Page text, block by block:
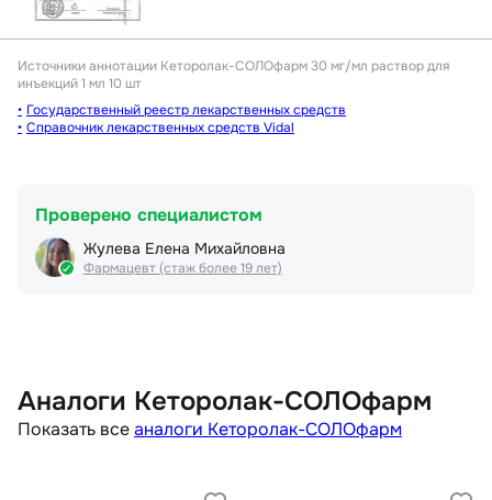
Источники аннотации Кеторолак-СОЛОфарм 30 мг/мл раствор для
инъекций 1 мл 10 шт
Государственный реестр лекарственных средств
Справочник лекарственных средств Vidal
Проверено специалистом
Жулева Елена Михайловна
Фармацевт (стаж более 19 лет)
Аналоги Кеторолак-СОЛОфарм
Показать всеаналоги Кеторолак-СОЛОфарм